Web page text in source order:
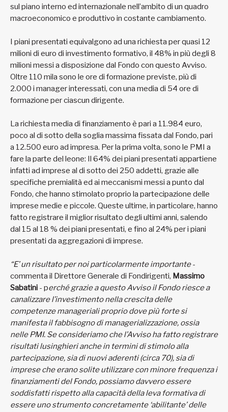
sul piano interno ed internazionale nell’ambito di un quadro
macroeconomico e produttivo in costante cambiamento.
I piani presentati equivalgono ad una richiesta per quasi 12
milioni di euro di investimento formativo, il 48% in più degli 8
milioni messi a disposizione dal Fondo con questo Avviso.
Oltre 110 mila sono le ore di formazione previste, più di
2.000 i manager interessati, con una media di 54 ore di
formazione per ciascun dirigente.
La richiesta media di finanziamento è pari a 11.984 euro,
poco al di sotto della soglia massima fissata dal Fondo, pari
a 12.500 euro ad impresa. Per la prima volta, sono le PMI a
fare la parte del leone: Il 64% dei piani presentati appartiene
infatti ad imprese al di sotto dei 250 addetti, grazie alle
specifiche premialità ed ai meccanismi messi a punto dal
Fondo, che hanno stimolato proprio la partecipazione delle
imprese medie e piccole. Queste ultime, in particolare, hanno
fatto registrare il miglior risultato degli ultimi anni, salendo
dal 15 al 18 % dei piani presentati, e fino al 24% per i piani
presentati da aggregazioni di imprese.
“E’ un risultato per noi particolarmente importante-
commenta il Direttore Generale di Fondirigenti, Massimo
Sabatini - perché grazie a questo Avviso il Fondo riesce a
canalizzare l’investimento nella crescita delle
competenze manageriali proprio dove più forte si
manifesta il fabbisogno di managerializzazione, ossia
nelle PMI. Se consideriamo che l’Avviso ha fatto registrare
risultati lusinghieri anche in termini di stimolo alla
partecipazione, sia di nuovi aderenti (circa 70), sia di
imprese che erano solite utilizzare con minore frequenza i
finanziamenti del Fondo, possiamo davvero essere
soddisfatti rispetto alla capacità della leva formativa di
essere uno strumento concretamente ‘abilitante’ delle